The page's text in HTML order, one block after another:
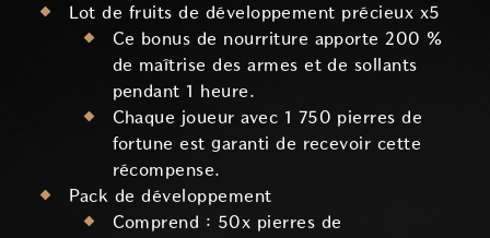
Lot de fruits de développement précieux x5
Ce bonus de nourriture apporte 200 %
de maîtrise des armes et de sollants
pendant 1 heure.
Chaque joueur avec 1 750 pierres de
fortune est garanti de recevoir cette
récompense.
Pack de développement
Comprend : 50x pierres de